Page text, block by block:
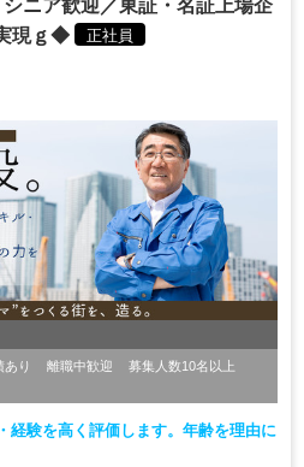
ニア歓迎／東証・名証上場企
現ｇ◆
正社員
り 離職中歓迎
募集人数10名以上
経験を高く評価します。年齢を理由に